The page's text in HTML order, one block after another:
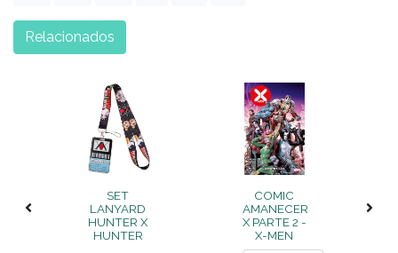
SET
LANYARD
HUNTER X
HUNTER
COMIC
AMANECER
X PARTE 2 -
X-MEN
Relacionados